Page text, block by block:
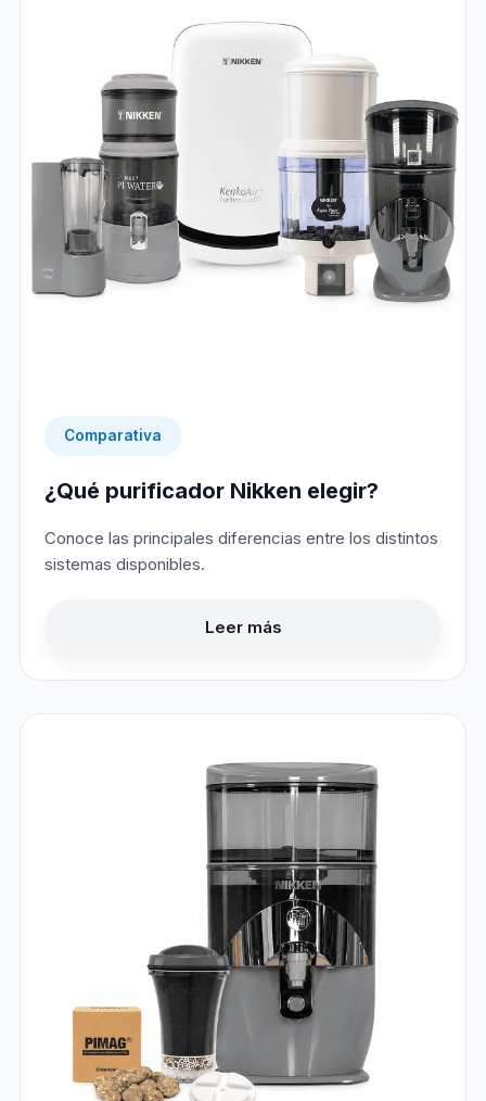
Comparativa
¿Qué purificador Nikken elegir?
Conoce las principales diferencias entre los distintos
sistemas disponibles.
Leer más